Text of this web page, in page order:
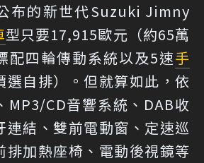
布的新世代Suzuki Jimny
型只要17,915歐元（約65萬
配四輪傳動系統以及5速手
選自排）。但就算如此，依
MP3/CD音響系統、DAB收
連結、雙前電動窗、定速巡
排加熱座椅、電動後視鏡等